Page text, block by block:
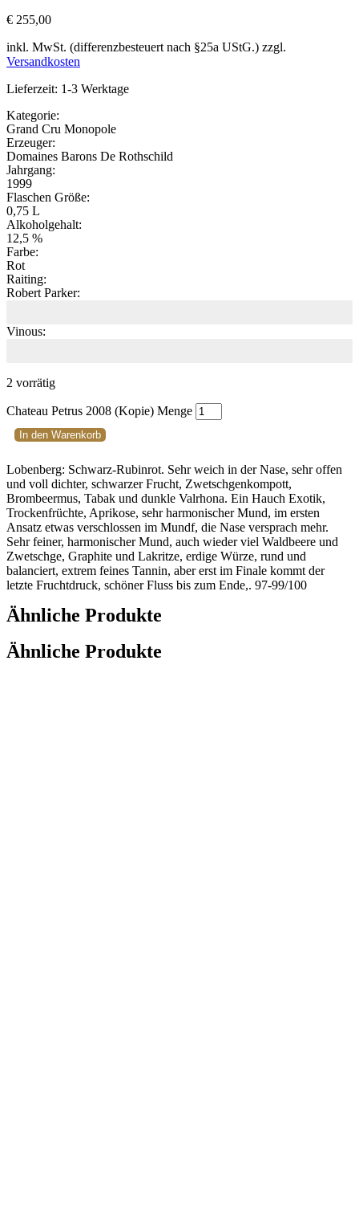
€ 255,00
inkl. MwSt. (differenzbesteuert nach §25a UStG.) zzgl.
Versandkosten
Lieferzeit: 1-3 Werktage
Kategorie:
Grand Cru Monopole
Erzeuger:
Domaines Barons De Rothschild
Jahrgang:
1999
Flaschen Größe:
0,75 L
Alkoholgehalt:
12,5 %
Farbe:
Rot
Raiting:
Robert Parker:
Vinous:
2 vorrätig
Chateau Petrus 2008 (Kopie) Menge
In den Warenkorb
Lobenberg: Schwarz-Rubinrot. Sehr weich in der Nase, sehr offen
und voll dichter, schwarzer Frucht, Zwetschgenkompott,
Brombeermus, Tabak und dunkle Valrhona. Ein Hauch Exotik,
Trockenfrüchte, Aprikose, sehr harmonischer Mund, im ersten
Ansatz etwas verschlossen im Mundf, die Nase versprach mehr.
Sehr feiner, harmonischer Mund, auch wieder viel Waldbeere und
Zwetschge, Graphite und Lakritze, erdige Würze, rund und
balanciert, extrem feines Tannin, aber erst im Finale kommt der
letzte Fruchtdruck, schöner Fluss bis zum Ende,. 97-99/100
Ähnliche Produkte
Ähnliche Produkte